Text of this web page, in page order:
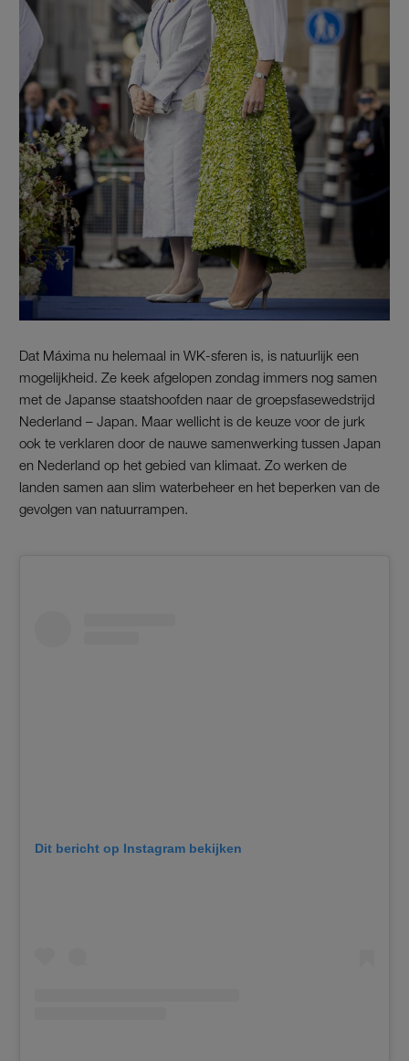
Dat Máxima nu helemaal in WK-sferen is, is natuurlijk een
mogelijkheid. Ze keek afgelopen zondag immers nog samen
met de Japanse staatshoofden naar de groepsfasewedstrijd
Nederland – Japan. Maar wellicht is de keuze voor de jurk
ook te verklaren door de nauwe samenwerking tussen Japan
en Nederland op het gebied van klimaat. Zo werken de
landen samen aan slim waterbeheer en het beperken van de
gevolgen van natuurrampen.
Dit bericht op Instagram bekijken